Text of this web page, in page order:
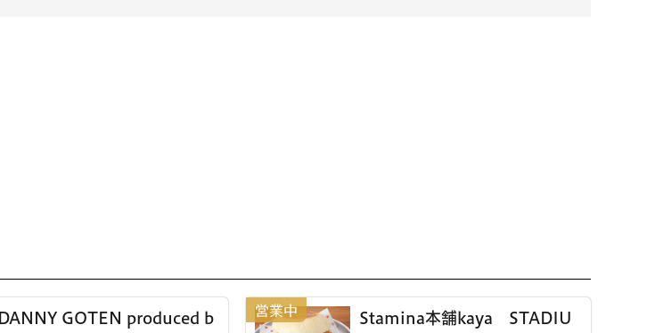
DANNY GOTEN produced b
Stamina本舗kaya STADIU